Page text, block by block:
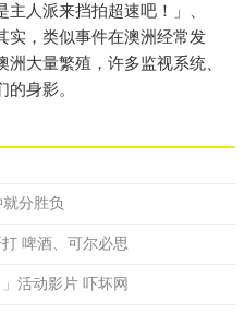
人派来挡拍超速吧！」、
实，类似事件在澳洲经常发
大量繁殖，许多监视系统、
身影。
分胜负
啤酒、可尔必思
活动影片 吓坏网